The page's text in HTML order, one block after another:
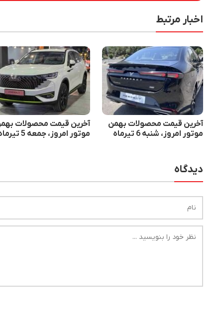
اخبار مرتبط
آخرین قیمت محصولات بهمن
موتور امروز، شنبه 6 تیرماه
آخرین قیمت محصولات
موتور امروز، جمعه 5 تیرماه
دیدگاه